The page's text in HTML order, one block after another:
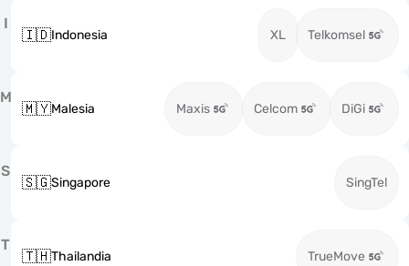
I
🇮🇩Indonesia XL Telkomsel
M
🇲🇾Malesia Maxis Celcom DiGi
S
🇸🇬Singapore SingTel
T
🇹🇭Thailandia TrueMove